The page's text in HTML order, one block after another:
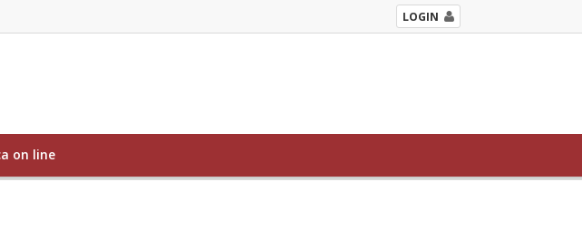
LOGIN
on line